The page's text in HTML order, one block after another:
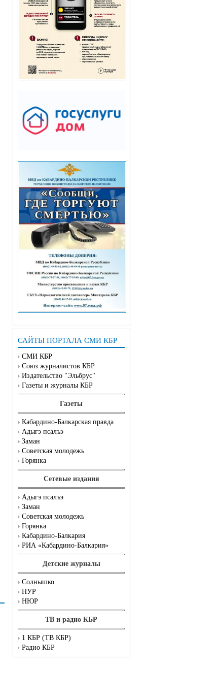
САЙТЫ ПОРТАЛА СМИ КБР
СМИ КБР
Союз журналистов КБР
Издательство "Эльбрус"
Газеты и журналы КБР
Газеты
Кабардино-Балкарская правда
Адыгэ псалъэ
Заман
Советская молодежь
Горянка
Сетевые издания
Адыгэ псалъэ
Заман
Советская молодежь
Горянка
Кабардино-Балкария
РИА «Кабардино-Балкария»
Детские журналы
Солнышко
НУР
НЮР
ТВ и радио КБР
1 КБР (ТВ КБР)
Радио КБР